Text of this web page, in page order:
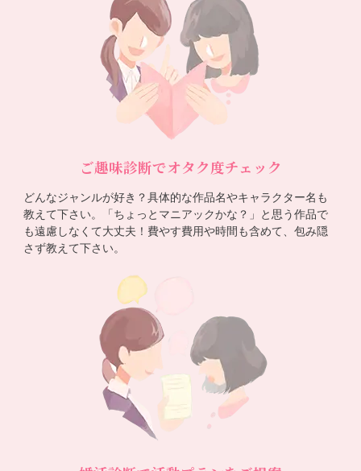
ご趣味診断でオタク度チェック
どんなジャンルが好き？具体的な作品名やキャラクター名も
教えて下さい。「ちょっとマニアックかな？」と思う作品で
も遠慮しなくて大丈夫！費やす費用や時間も含めて、包み隠
さず教えて下さい。